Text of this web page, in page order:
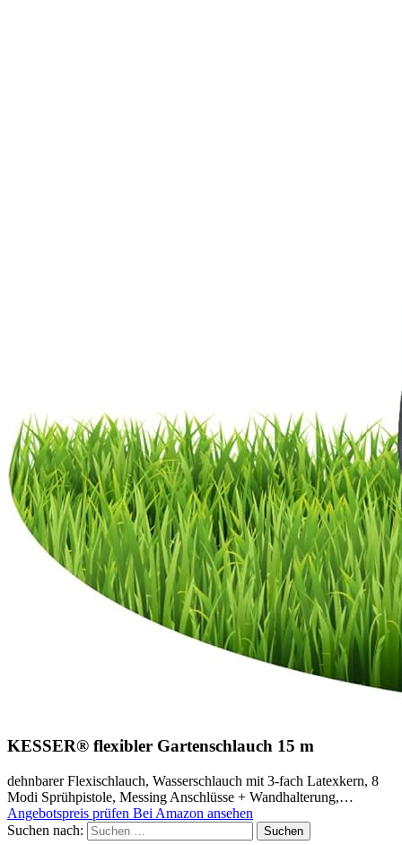
KESSER® flexibler Gartenschlauch 15 m
dehnbarer Flexischlauch, Wasserschlauch mit 3-fach Latexkern, 8
Modi Sprühpistole, Messing Anschlüsse + Wandhalterung,…
Angebotspreis prüfen Bei Amazon ansehen
Suchen nach: